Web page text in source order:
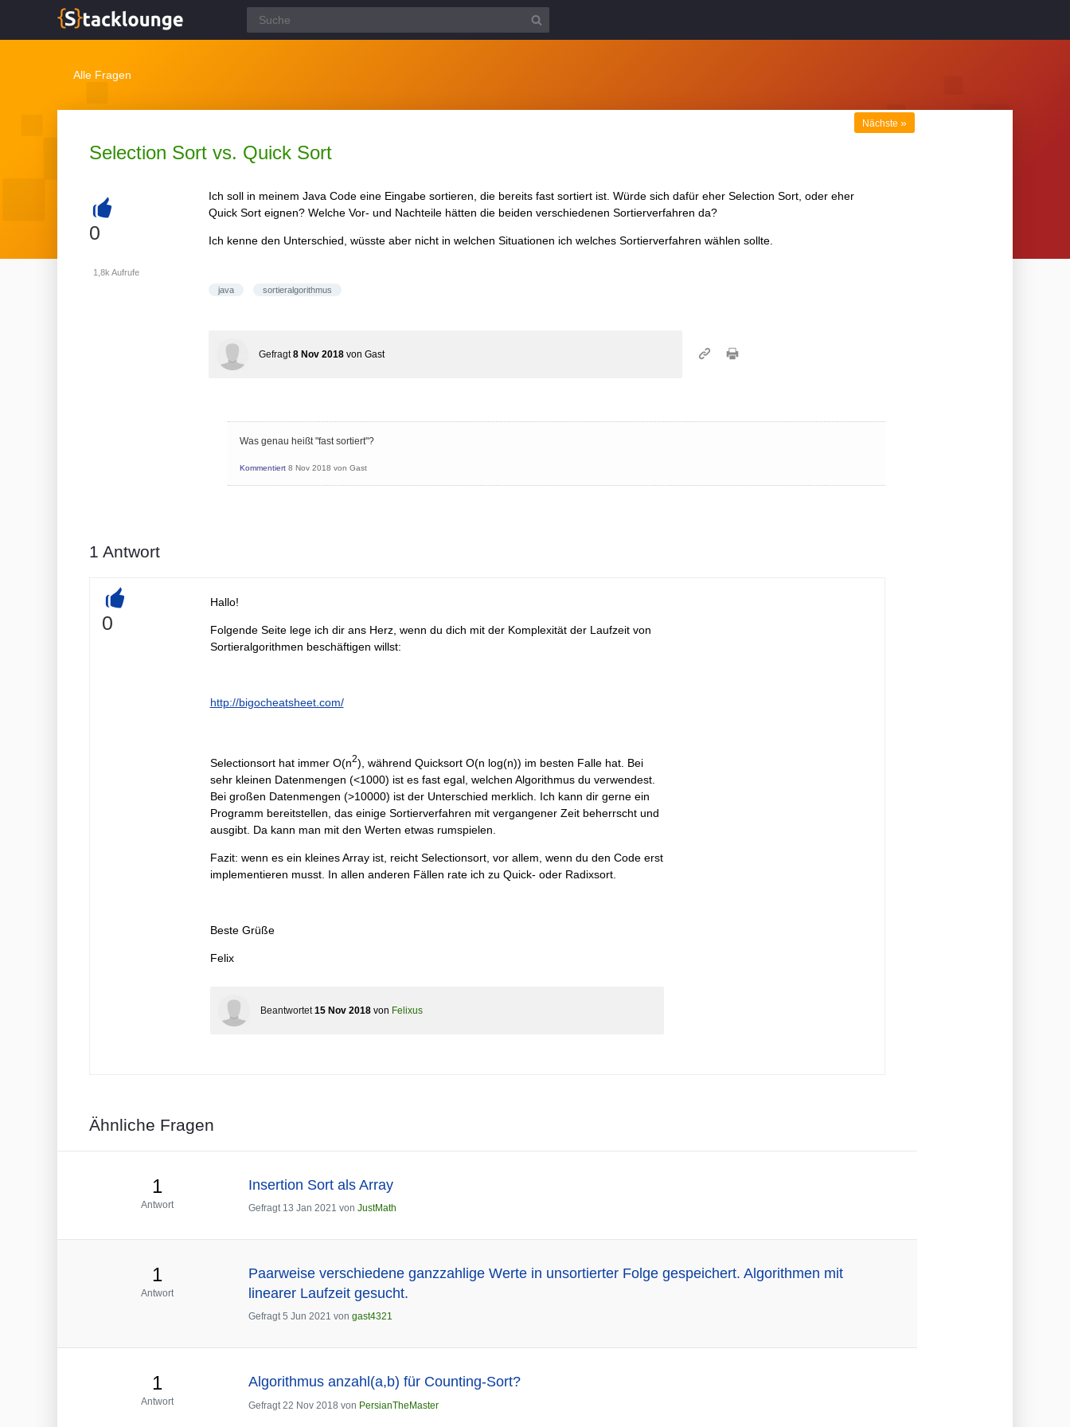
Alle Fragen
Selection Sort vs. Quick Sort
Nächste »
+
0
1,8k Aufrufe
Ich soll in meinem Java Code eine Eingabe sortieren, die bereits fast sortiert ist. Würde sich dafür eher Selection Sort, oder eher
Quick Sort eignen? Welche Vor- und Nachteile hätten die beiden verschiedenen Sortierverfahren da?
Ich kenne den Unterschied, wüsste aber nicht in welchen Situationen ich welches Sortierverfahren wählen sollte.
java sortieralgorithmus
Gefragt 8 Nov 2018 von Gast
Was genau heißt "fast sortiert"?
Kommentiert 8 Nov 2018 von Gast
1 Antwort
+
0
Hallo!
Folgende Seite lege ich dir ans Herz, wenn du dich mit der Komplexität der Laufzeit von
Sortieralgorithmen beschäftigen willst:
http://bigocheatsheet.com/
Selectionsort hat immer O(n2), während Quicksort O(n log(n)) im besten Falle hat. Bei
sehr kleinen Datenmengen (<1000) ist es fast egal, welchen Algorithmus du verwendest.
Bei großen Datenmengen (>10000) ist der Unterschied merklich. Ich kann dir gerne ein
Programm bereitstellen, das einige Sortierverfahren mit vergangener Zeit beherrscht und
ausgibt. Da kann man mit den Werten etwas rumspielen.
Fazit: wenn es ein kleines Array ist, reicht Selectionsort, vor allem, wenn du den Code erst
implementieren musst. In allen anderen Fällen rate ich zu Quick- oder Radixsort.
Beste Grüße
Felix
Beantwortet 15 Nov 2018 von Felixus
Ähnliche Fragen
1
Antwort
Insertion Sort als Array
Gefragt 13 Jan 2021 von JustMath
1
Antwort
Paarweise verschiedene ganzzahlige Werte in unsortierter Folge gespeichert. Algorithmen mit
linearer Laufzeit gesucht.
Gefragt 5 Jun 2021 von gast4321
1
Antwort
Algorithmus anzahl(a,b) für Counting-Sort?
Gefragt 22 Nov 2018 von PersianTheMaster